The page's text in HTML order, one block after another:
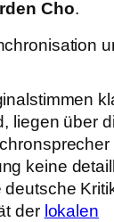
Cho.
liegen über
keine
der lokalen